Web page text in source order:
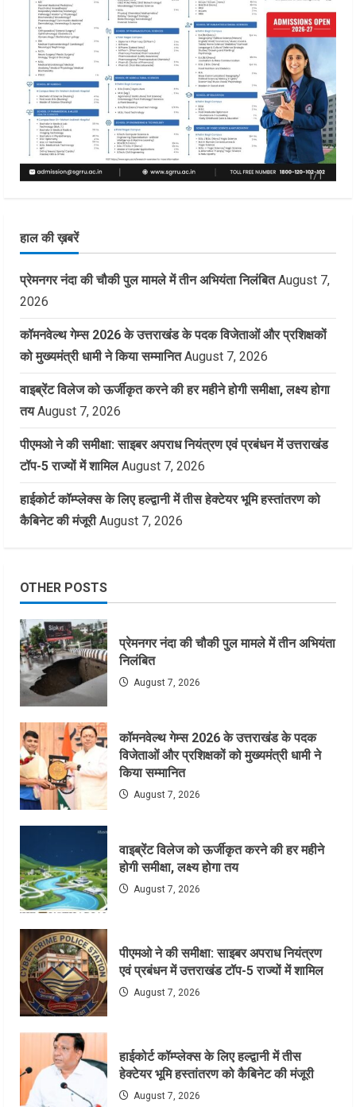
हाल की ख़बरें
प्रेमनगर नंदा की चौकी पुल मामले में तीन अभियंता निलंबित August 7,
2026
कॉमनवेल्थ गेम्स 2026 के उत्तराखंड के पदक विजेताओं और प्रशिक्षकों
को मुख्यमंत्री धामी ने किया सम्मानित August 7, 2026
वाइब्रेंट विलेज को ऊर्जीकृत करने की हर महीने होगी समीक्षा, लक्ष्य होगा
तय August 7, 2026
पीएमओ ने की समीक्षा: साइबर अपराध नियंत्रण एवं प्रबंधन में उत्तराखंड
टॉप-5 राज्यों में शामिल August 7, 2026
हाईकोर्ट कॉम्प्लेक्स के लिए हल्द्वानी में तीस हेक्टेयर भूमि हस्तांतरण को
कैबिनेट की मंजूरी August 7, 2026
OTHER POSTS
प्रेमनगर नंदा की चौकी पुल मामले में तीन अभियंता
निलंबित
August 7, 2026
कॉमनवेल्थ गेम्स 2026 के उत्तराखंड के पदक
विजेताओं और प्रशिक्षकों को मुख्यमंत्री धामी ने
किया सम्मानित
August 7, 2026
वाइब्रेंट विलेज को ऊर्जीकृत करने की हर महीने
होगी समीक्षा, लक्ष्य होगा तय
August 7, 2026
पीएमओ ने की समीक्षा: साइबर अपराध नियंत्रण
एवं प्रबंधन में उत्तराखंड टॉप-5 राज्यों में शामिल
August 7, 2026
हाईकोर्ट कॉम्प्लेक्स के लिए हल्द्वानी में तीस
हेक्टेयर भूमि हस्तांतरण को कैबिनेट की मंजूरी
August 7, 2026